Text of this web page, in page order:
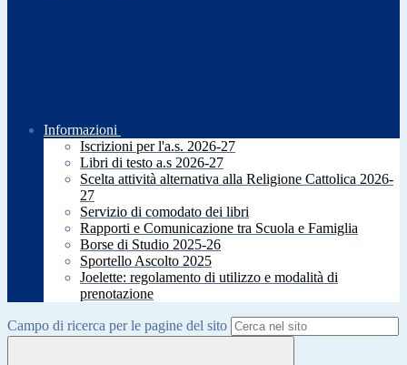
Informazioni
Iscrizioni per l'a.s. 2026-27
Libri di testo a.s 2026-27
Scelta attività alternativa alla Religione Cattolica 2026-
27
Servizio di comodato dei libri
Rapporti e Comunicazione tra Scuola e Famiglia
Borse di Studio 2025-26
Sportello Ascolto 2025
Joelette: regolamento di utilizzo e modalità di
prenotazione
Campo di ricerca per le pagine del sito